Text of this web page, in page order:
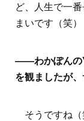
ど、人生で一
まいです（笑）
――わかぽんの
を観ましたが
そうですね（